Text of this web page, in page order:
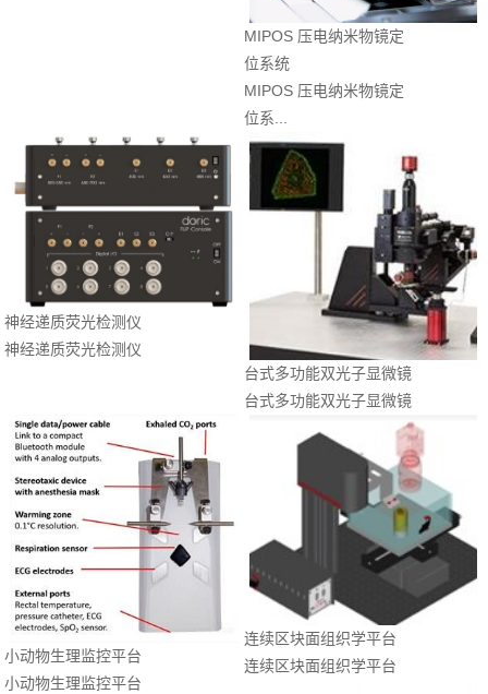
MIPOS 压电纳米物镜定
位系统
MIPOS 压电纳米物镜定
位系...
神经递质荧光检测仪
神经递质荧光检测仪
台式多功能双光子显微镜
台式多功能双光子显微镜
小动物生理监控平台
小动物生理监控平台
连续区块面组织学平台
连续区块面组织学平台